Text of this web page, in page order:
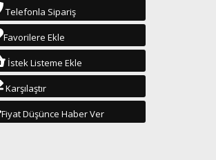
Telefonla Sipariş
Favorilere Ekle
İstek Listeme Ekle
Karşılaştır
Fiyat Düşünce Haber Ver